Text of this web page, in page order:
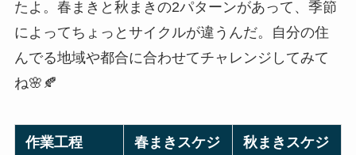
たよ。春まきと秋まきの2パターンがあって、季節
によってちょっとサイクルが違うんだ。自分の住
んでる地域や都合に合わせてチャレンジしてみて
ね🌸🍂
作業工程
春まきスケジ
秋まきスケジ